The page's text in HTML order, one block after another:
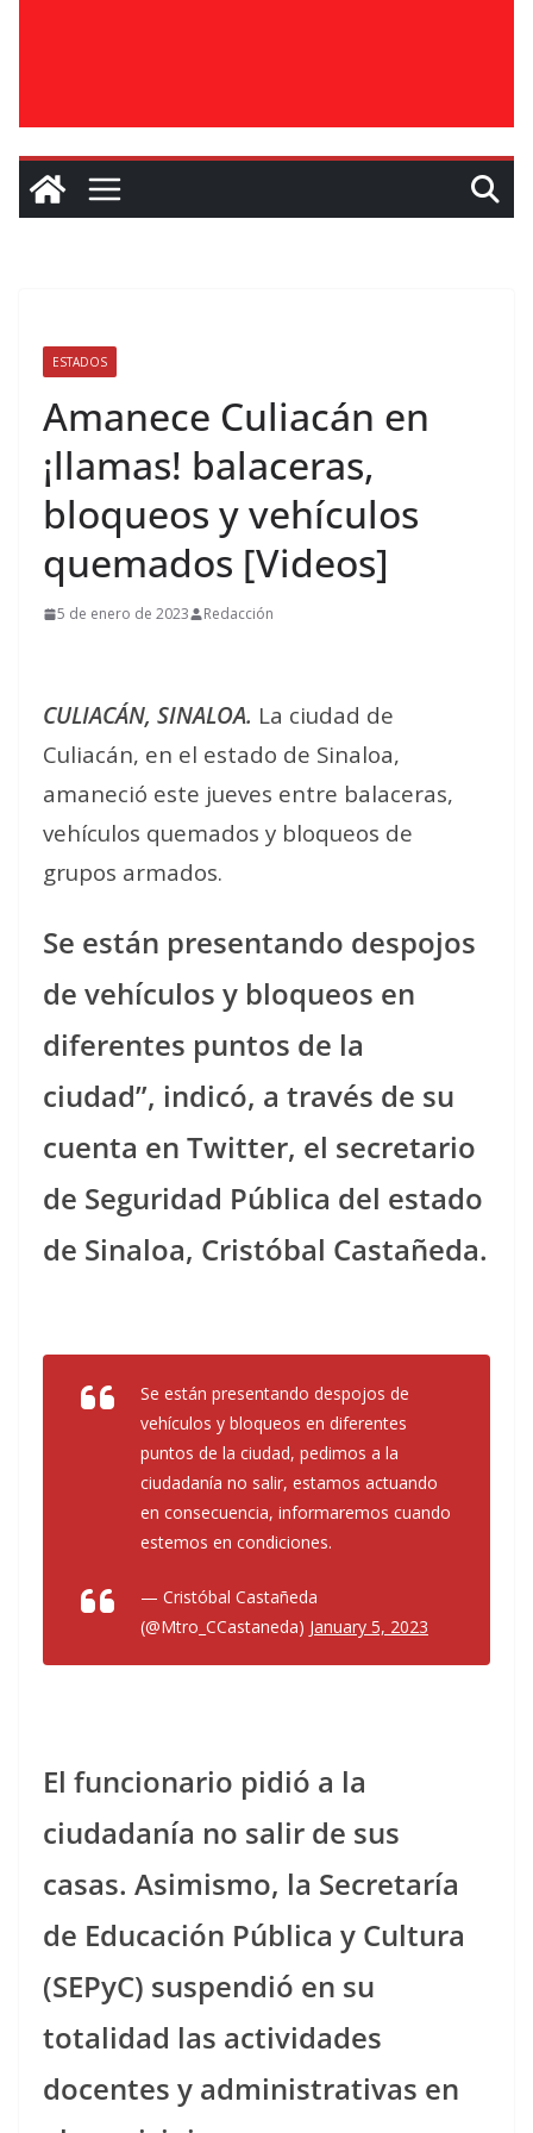
ESTADOS
Amanece Culiacán en
¡llamas! balaceras,
bloqueos y vehículos
quemados [Videos]
5 de enero de 2023 Redacción
CULIACÁN, SINALOA. La ciudad de
Culiacán, en el estado de Sinaloa,
amaneció este jueves entre balaceras,
vehículos quemados y bloqueos de
grupos armados.
Se están presentando despojos
de vehículos y bloqueos en
diferentes puntos de la
ciudad”, indicó, a través de su
cuenta en Twitter, el secretario
de Seguridad Pública del estado
de Sinaloa, Cristóbal Castañeda.
Se están presentando despojos de
vehículos y bloqueos en diferentes
puntos de la ciudad, pedimos a la
ciudadanía no salir, estamos actuando
en consecuencia, informaremos cuando
estemos en condiciones.
— Cristóbal Castañeda
(@Mtro_CCastaneda) January 5, 2023
El funcionario pidió a la
ciudadanía no salir de sus
casas. Asimismo, la Secretaría
de Educación Pública y Cultura
(SEPyC) suspendió en su
totalidad las actividades
docentes y administrativas en